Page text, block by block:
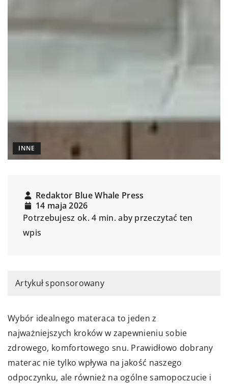
INNE
Redaktor Blue Whale Press
14 maja 2026
Potrzebujesz ok. 4 min. aby przeczytać ten
wpis
Artykuł sponsorowany
Wybór idealnego materaca to jeden z
najważniejszych kroków w zapewnieniu sobie
zdrowego, komfortowego snu. Prawidłowo dobrany
materac nie tylko wpływa na jakość naszego
odpoczynku, ale również na ogólne samopoczucie i